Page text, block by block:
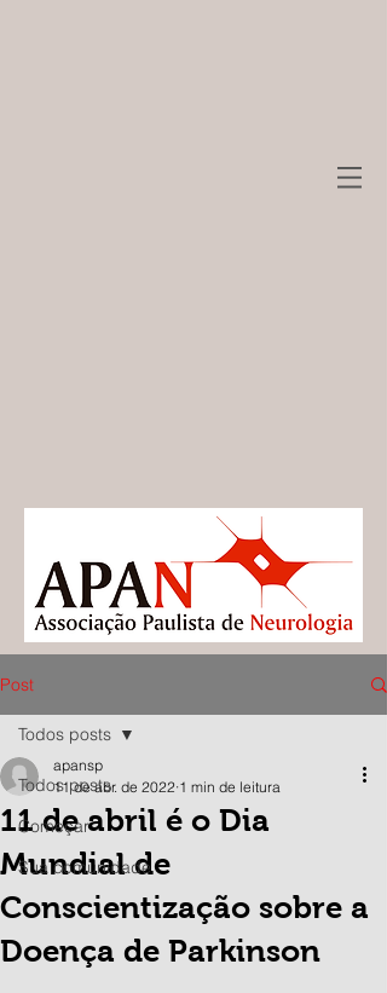
Post
Todos posts
Começar
Sua comunidade
Todos posts
11 de abril é o Dia
Mundial de
Conscientização sobre a
Doença de Parkinson
apansp
11 de abr. de 2022 1 min de leitura